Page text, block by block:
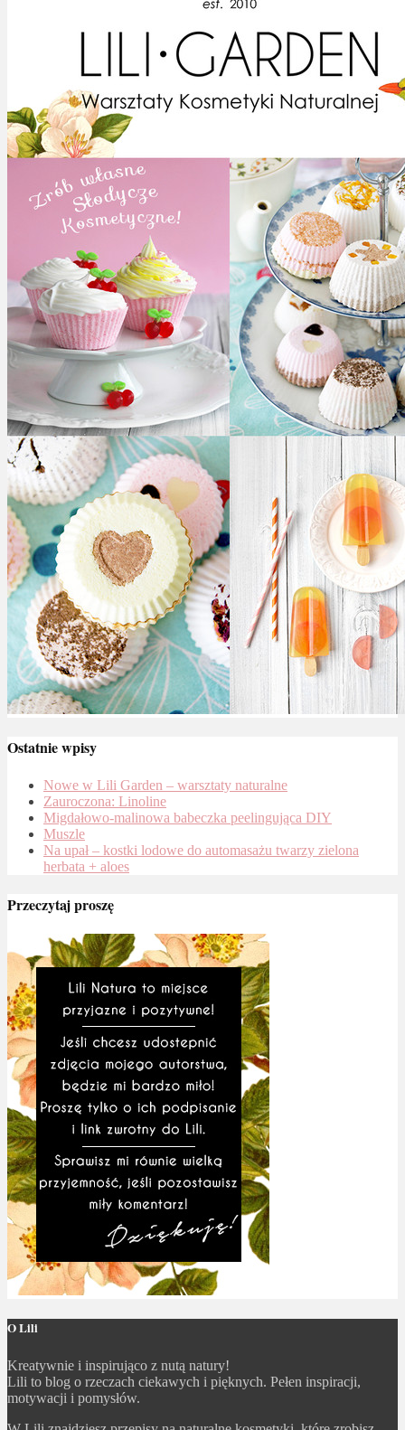
Ostatnie wpisy
Nowe w Lili Garden – warsztaty naturalne
Zauroczona: Linoline
Migdałowo-malinowa babeczka peelingująca DIY
Muszle
Na upał – kostki lodowe do automasażu twarzy zielona
herbata + aloes
Przeczytaj proszę
O Lili
Kreatywnie i inspirująco z nutą natury!
Lili to blog o rzeczach ciekawych i pięknych. Pełen inspiracji,
motywacji i pomysłów.